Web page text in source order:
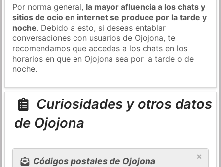
Por norma general, la mayor afluencia a los chats y
sitios de ocio en internet se produce por la tarde y
noche. Debido a esto, si deseas entablar
conversaciones con usuarios de Ojojona, te
recomendamos que accedas a los chats en los
horarios en que en Ojojona sea por la tarde o de
noche.
Curiosidades y otros datos
de Ojojona
×
Códigos postales de Ojojona